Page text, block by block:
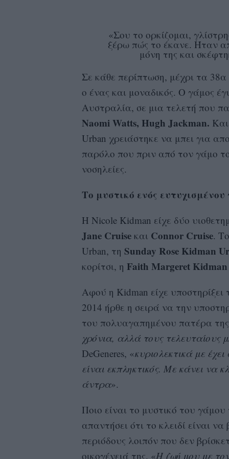
«Σου το ορκίζομαι,
ξέρω πώς το έκανε. Ήταν
μόνη της και
Σε κάθε περίπτωση, μέχρι τα 38α
ο ένας και μοναδικός. Ο γάμος
Αυστραλία, σε μια τελετή που
Naomi Watts, Hugh Jackman.
Urban χρειάστηκε να μπει για
παρόλο που πριν από τον γάμο
νοσηλείες.
Το μυστικό ενός
Η Nicole Kidman είχε δύο
Jane Cruiseκαι Connor Cruise.
Urban, τη Sunday Rose Kidman
κορίτσι, η Faith Margeret
Αφού η Kidman είχε
2014 ήρθε η σειρά να την
του πολυαγαπημένου πατέρα
χρόνια, αλλά τους τελευταίους
DeGeneres, «κυριολεκτικά με
είναι εκπληκτικός. Με κάνει
άντρα».
Ποιο είναι το μυστικό του
απαντήσει ότι το κλειδί είναι
περιόδους λοιπόν που δεν
οικογένειά της. «Η ζωή μου με